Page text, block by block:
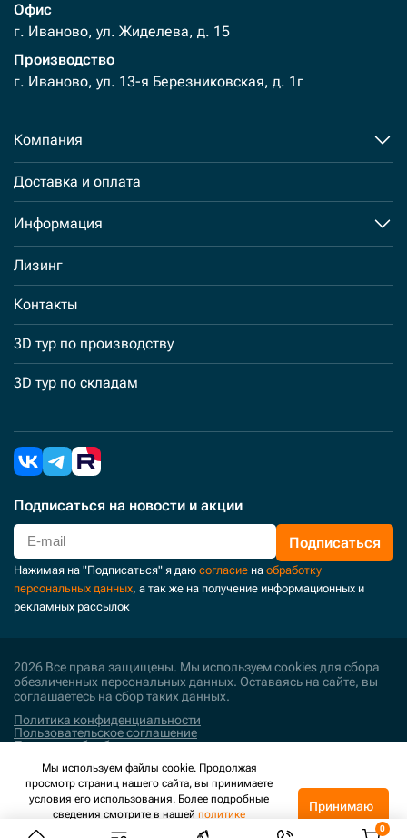
Офис
г. Иваново, ул. Жиделева, д. 15
Производство
г. Иваново, ул. 13-я Березниковская, д. 1г
Компания
Доставка и оплата
Информация
Лизинг
Контакты
3D тур по производству
3D тур по складам
Подписаться на новости и акции
Подписаться
Нажимая на "Подписаться" я даю согласие на обработку
персональных данных, а так же на получение информационных и
рекламных рассылок
2026 Все права защищены. Мы используем cookies для сбора
обезличенных персональных данных. Оставаясь на сайте, вы
соглашаетесь на сбор таких данных.
Политика конфиденциальности
Пользовательское соглашение
Политика обработки персональных данных
Поддержка и развитие
Мы используем файлы cookie. Продолжая
просмотр страниц нашего сайта, вы принимаете
условия его использования. Более подробные
сведения смотрите в нашей политике
конфиденциальности.
Принимаю